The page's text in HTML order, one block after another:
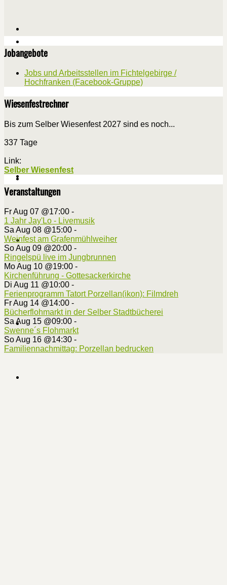
Jobangebote
Jobs und Arbeitsstellen im Fichtelgebirge /
Hochfranken (Facebook-Gruppe)
Wiesenfestrechner
Bis zum Selber Wiesenfest 2027 sind es noch...
337 Tage
Link:
Selber Wiesenfest
Veranstaltungen
Fr Aug 07 @17:00 -
1 Jahr Jay'Lo - Livemusik
Sa Aug 08 @15:00 -
Weinfest am Grafenmühlweiher
So Aug 09 @20:00 -
Ringelspü live im Jungbrunnen
Mo Aug 10 @19:00 -
Kirchenführung - Gottesackerkirche
Di Aug 11 @10:00 -
Ferienprogramm Tatort Porzellan(ikon): Filmdreh
Fr Aug 14 @14:00 -
Bücherflohmarkt in der Selber Stadtbücherei
Sa Aug 15 @09:00 -
Swenne´s Flohmarkt
So Aug 16 @14:30 -
Familiennachmittag: Porzellan bedrucken